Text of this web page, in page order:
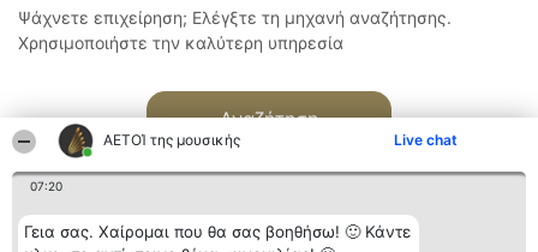
ΑΕΤΟΊ της μουσικής Live chat
07:20
Γεια σας. Χαίρομαι που θα σας βοηθήσω! 🙂 Κάντε
Ψάχνετε επιχείρηση; Ελέγξτε τη μηχανή αναζήτησης.
Χρησιμοποιήστε την καλύτερη υπηρεσία
Αναζήτηση